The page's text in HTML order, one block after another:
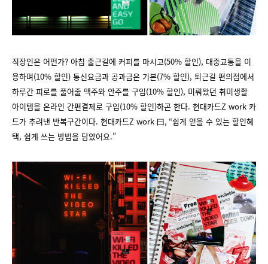
직장인은 어떤가? 아침 출근길에 커피를 마시고(50% 할인), 대중교통을 이
용하며(10% 할인) 통신요금과 공과금은 기본(7% 할인), 퇴근길 편의점에서
하루간 피로를 풀어줄 맥주와 안주를 구입(10% 할인), 미뤄왔던 취미생활
아이템을 온라인 간편결제로 구입(10% 할인)하곤 한다. 현대카드Z work 카
드가 추려낸 반복구간이다. 현대카드Z work 曰, “쉽게 얻을 수 있는 할인혜
택, 쉽게 쓰는 방법을 담았어요.”